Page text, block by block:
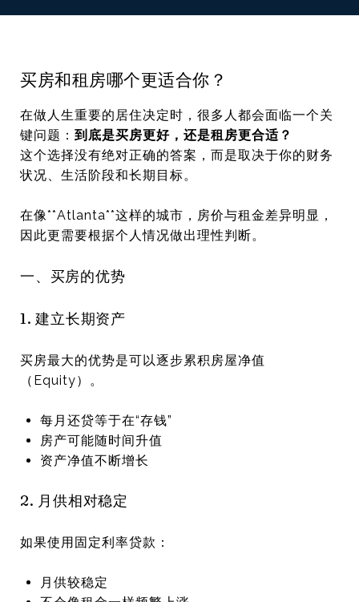
买房和租房哪个更适合你？
在做人生重要的居住决定时，很多人都会面临一个关
键问题： 到底是买房更好，还是租房更合适？
这个选择没有绝对正确的答案，而是取决于你的财务
状况、生活阶段和长期目标。
在像**Atlanta**这样的城市，房价与租金差异明显，
因此更需要根据个人情况做出理性判断。
一、买房的优势
1. 建立长期资产
买房最大的优势是可以逐步累积房屋净值
（Equity）。
每月还贷等于在“存钱”
房产可能随时间升值
资产净值不断增长
2. 月供相对稳定
如果使用固定利率贷款：
月供较稳定